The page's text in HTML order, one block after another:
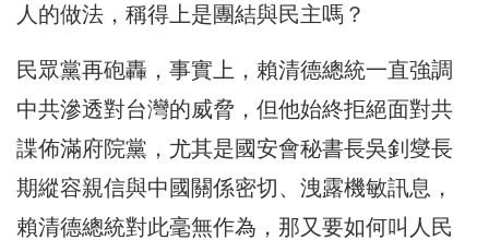
人的做法，稱得上是團結與民主嗎？
民眾黨再砲轟，事實上，賴清德總統一直強調
中共滲透對台灣的威脅，但他始終拒絕面對共
諜佈滿府院黨，尤其是國安會秘書長吳釗燮長
期縱容親信與中國關係密切、洩露機敏訊息，
賴清德總統對此毫無作為，那又要如何叫人民